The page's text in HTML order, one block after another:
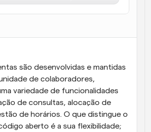
quando algo acontecer
são desenvolvidas e mantidas
de colaboradores,
variedade de funcionalidades
de consultas, alocação de
de horários. O que distingue o
aberto é a sua flexibilidade;